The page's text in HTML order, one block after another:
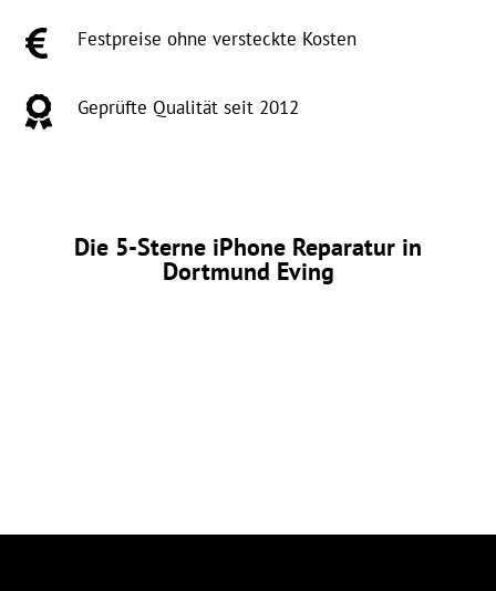
 Festpreise ohne versteckte Kosten
 Geprüfte Qualität seit 2012
Die 5-Sterne iPhone Reparatur in
Dortmund Eving